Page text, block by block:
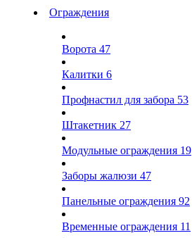
Ограждения
Ворота 47
Калитки 6
Профнастил для забора 53
Штакетник 27
Модульные ограждения 19
Заборы жалюзи 47
Панельные ограждения 92
Временные ограждения 11